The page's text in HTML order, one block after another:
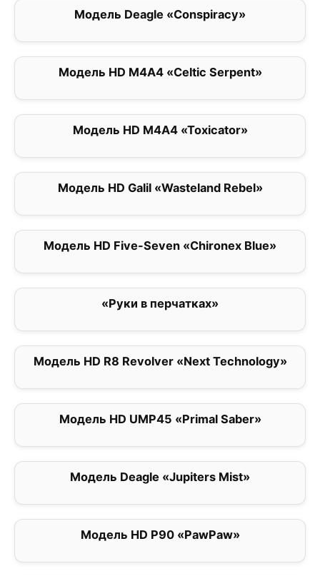
Модель Deagle «Conspiracy»
Модель HD M4A4 «Celtic Serpent»
Модель HD M4A4 «Toxicator»
Модель HD Galil «Wasteland Rebel»
Модель HD Five-Seven «Chironex Blue»
«Руки в перчатках»
Модель HD R8 Revolver «Next Technology»
Модель HD UMP45 «Primal Saber»
Модель Deagle «Jupiters Mist»
Модель HD P90 «PawPaw»